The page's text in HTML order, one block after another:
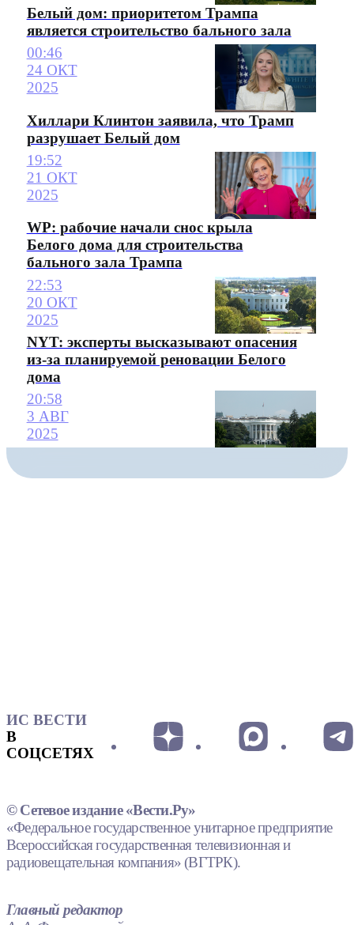
Белый дом: приоритетом Трампа
является строительство бального зала
00:46
24 ОКТ
2025
Хиллари Клинтон заявила, что Трамп
разрушает Белый дом
19:52
21 ОКТ
2025
WP: рабочие начали снос крыла
Белого дома для строительства
бального зала Трампа
22:53
20 ОКТ
2025
NYT: эксперты высказывают опасения
из-за планируемой реновации Белого
дома
20:58
3 АВГ
2025
ИС ВЕСТИ
В
СОЦСЕТЯХ
© Сетевое издание «Вести.Ру»
«Федеральное государственное унитарное предприятие
Всероссийская государственная телевизионная и
радиовещательная компания» (ВГТРК).
Главный редактор